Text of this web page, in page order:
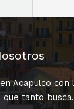
Acapulco con
tanto busca.